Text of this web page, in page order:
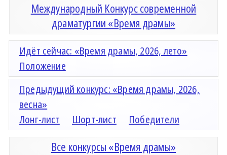
Международный Конкурс современной
драматургии «Время драмы»
Идёт сейчас: «Время драмы, 2026, лето»
Положение
Предыдущий конкурс: «Время драмы, 2026,
весна»
Лонг-лист
Шорт-лист Победители
Все конкурсы «Время драмы»